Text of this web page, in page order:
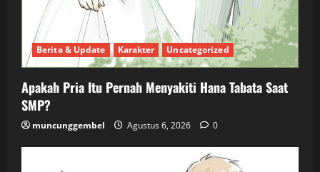
Berita & Update Karakter Uncategorized
Apakah Pria Itu Pernah Menyakiti Hana Tabata Saat
SMP?
muncunggembel Agustus 6, 2026 0